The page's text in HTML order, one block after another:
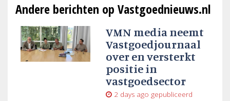
Andere berichten op Vastgoednieuws.nl
VMN media neemt
Vastgoedjournaal
over en versterkt
positie in
vastgoedsector
2 days ago gepubliceerd